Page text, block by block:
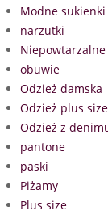
Modne
narzutki
obuwie
Odzież damska
Odzież plus size
Odzież z
pantone
paski
Piżamy
Plus size